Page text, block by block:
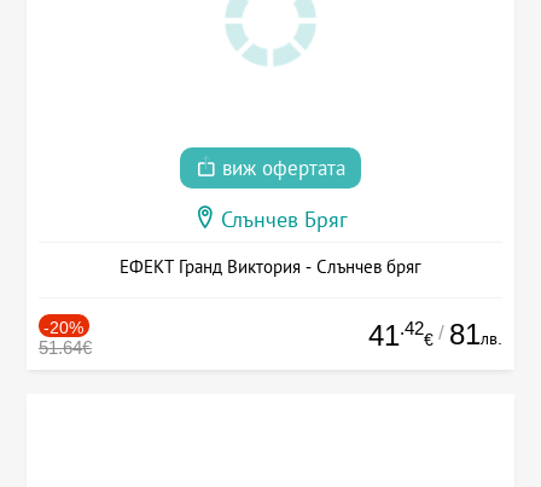
виж офертата
Слънчев Бряг
ЕФЕКТ Гранд Виктория - Слънчев бряг
-20%
51.64€ 41.42
€ / 81лв.